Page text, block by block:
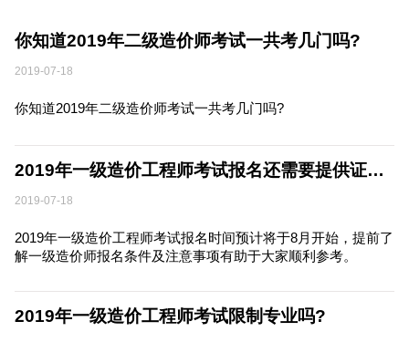
你知道2019年二级造价师考试一共考几门吗?
2019-07-18
你知道2019年二级造价师考试一共考几门吗?
2019年一级造价工程师考试报名还需要提供证明材料吗？
2019-07-18
2019年一级造价工程师考试报名时间预计将于8月开始，提前了
解一级造价师报名条件及注意事项有助于大家顺利参考。
2019年一级造价工程师考试限制专业吗?